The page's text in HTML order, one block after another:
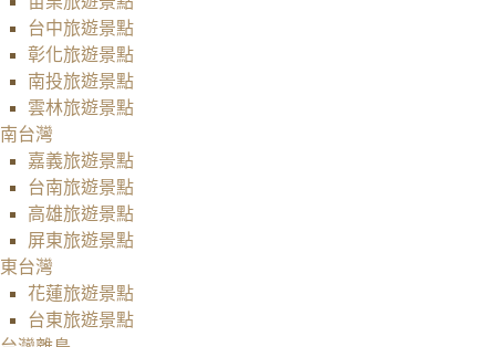
台中旅遊景點
彰化旅遊景點
南投旅遊景點
雲林旅遊景點
南台灣
嘉義旅遊景點
台南旅遊景點
高雄旅遊景點
屏東旅遊景點
東台灣
花蓮旅遊景點
台東旅遊景點